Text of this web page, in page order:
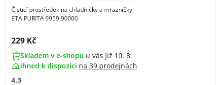
Čisticí prostředek na chladničky a mrazničky
ETA PURITA 9959 90000
Cena s DPH:
229 Kč
Skladem v e-shopu u vás již 10. 8.
ihned k dispozici na 39 prodejnách
4.3